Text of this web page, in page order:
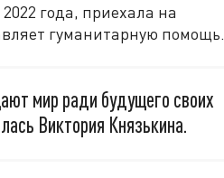
года, приехала на
гуманитарную помощь.
мир ради будущего своих
Виктория Князькина.